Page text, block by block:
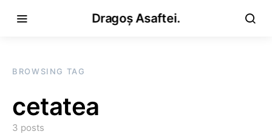
Dragoș Asaftei.
BROWSING TAG
cetatea
3 posts